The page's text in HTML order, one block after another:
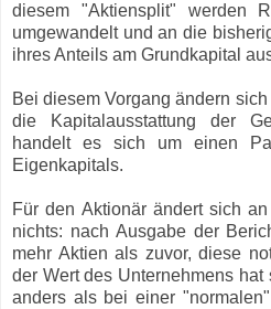
diesem "Aktiensplit" werden
umgewandelt und an die
ihres Anteils am Grundkapital
Bei diesem Vorgang ändern
die Kapitalausstattung der
handelt es sich um einen
Eigenkapitals.
Für den Aktionär ändert sich
nichts: nach Ausgabe der
mehr Aktien als zuvor, diese
der Wert des Unternehmens
anders als bei einer